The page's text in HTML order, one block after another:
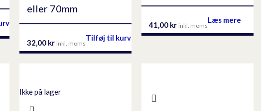
eller 70mm
32,00 kr inkl. moms
Tilføj til kurv
41,00 kr inkl. moms
Læs mere
Ikke på lager